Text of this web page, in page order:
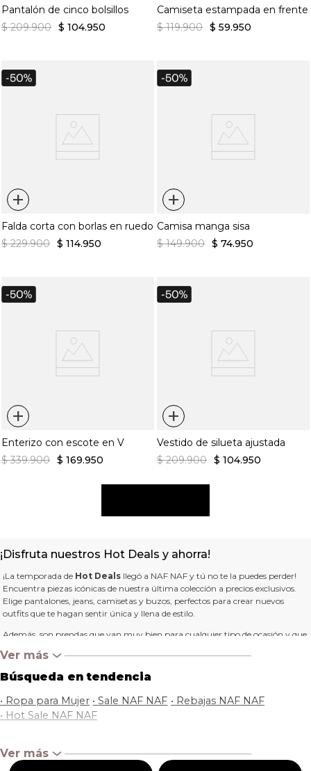
Pantalón de cinco bolsillos
$ 209.900 $ 104.950
Camiseta estampada en frente
$ 119.900 $ 59.950
+
Falda corta con borlas en ruedo
$ 229.900 $ 114.950
+
Camisa manga sisa
$ 149.900 $ 74.950
+
Enterizo con escote en V
$ 339.900 $ 169.950
+
Vestido de silueta ajustada
$ 209.900 $ 104.950